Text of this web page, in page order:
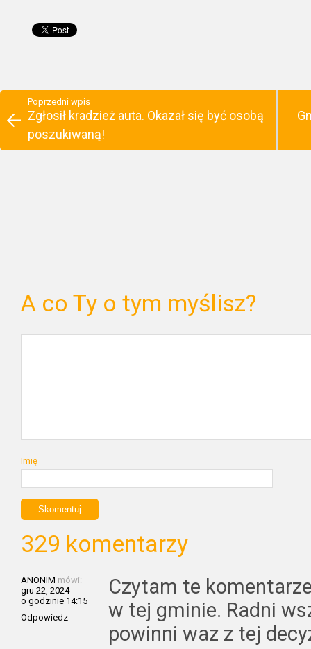
Poprzedni wpis
Zgłosił kradzież auta. Okazał się być osobą
poszukiwaną!
A co Ty o tym myślisz?
Imię
329 komentarzy
ANONIM mówi:
gru 22, 2024
o godzinie 14:15
Odpowiedz
Czytam te
w tej gminie. Radni
powinni waz z tej